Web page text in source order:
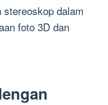
stereoskop dalam
foto 3D dan